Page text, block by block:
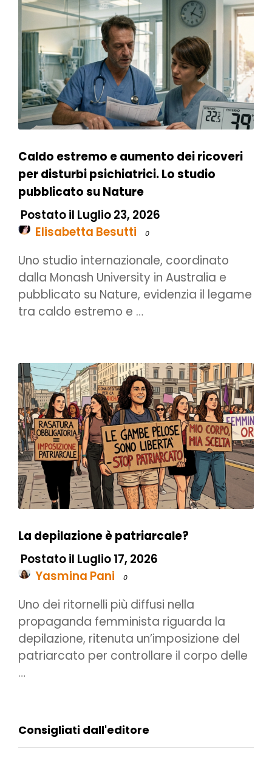
Caldo estremo e aumento dei ricoveri
per disturbi psichiatrici. Lo studio
pubblicato su Nature
Postato il Luglio 23, 2026
Elisabetta Besutti
0
Uno studio internazionale, coordinato
dalla Monash University in Australia e
pubblicato su Nature, evidenzia il legame
tra caldo estremo e …
La depilazione è patriarcale?
Postato il Luglio 17, 2026
Yasmina Pani
0
Uno dei ritornelli più diffusi nella
propaganda femminista riguarda la
depilazione, ritenuta un’imposizione del
patriarcato per controllare il corpo delle
…
Consigliati dall'editore